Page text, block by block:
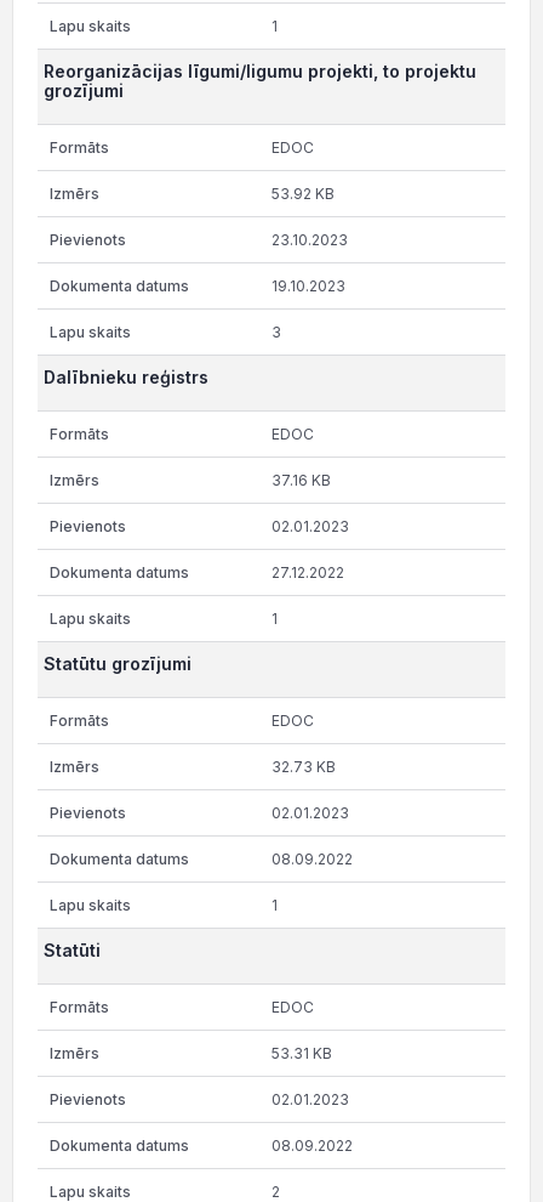
1
Reorganizācijas līgumi/ligumu projekti, to projektu
grozījumi
EDOC
53.92 KB
23.10.2023
19.10.2023
3
Dalībnieku reģistrs
EDOC
37.16 KB
02.01.2023
27.12.2022
1
Statūtu grozījumi
EDOC
32.73 KB
02.01.2023
08.09.2022
1
Statūti
EDOC
53.31 KB
02.01.2023
08.09.2022
2